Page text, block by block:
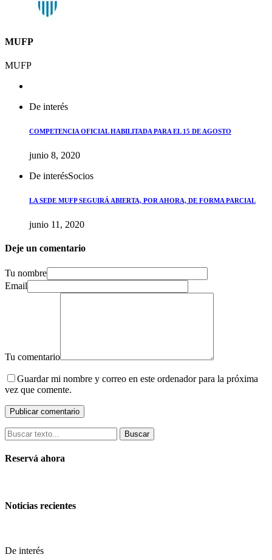
MUFP
MUFP
De interés
COMPETENCIA OFICIAL HABILITADA PARA EL 15 DE AGOSTO
junio 8, 2020
De interésSocios
LA SEDE MUFP SEGUIRÁ ABIERTA, POR AHORA, DE FORMA PARCIAL
junio 11, 2020
Deje un comentario
Tu nombre
Email
Tu comentario
Guardar mi nombre y correo en este ordenador para la próxima
vez que comente.
Buscar
Reservá ahora
Noticias recientes
De interés